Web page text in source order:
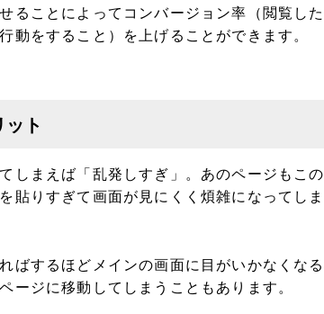
ることによってコンバージョン率（閲覧し
動をすること）を上げることができます。
ト
しまえば「乱発しすぎ」。あのページもこ
貼りすぎて画面が見にくく煩雑になってし
ばするほどメインの画面に目がいかなくな
ージに移動してしまうこともあります。